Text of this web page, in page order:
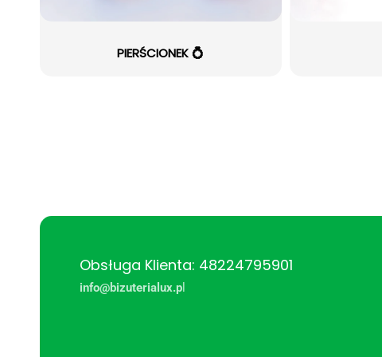
PIERŚCIONEK 💍
Obsługa Klienta: 48224795901
info@bizuterialux.p